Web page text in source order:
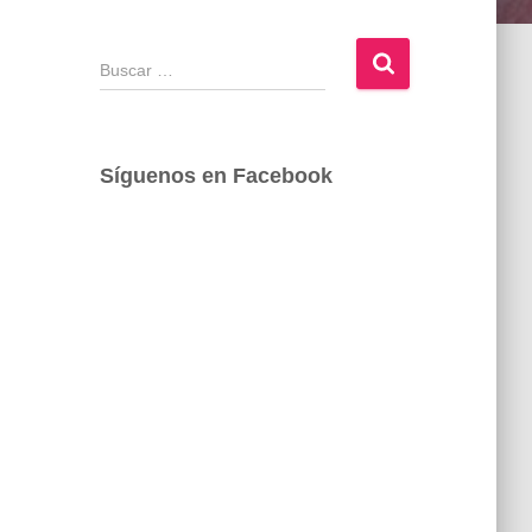
B
u
a
Síguenos en Facebook